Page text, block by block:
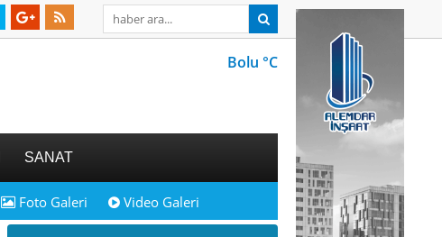
Bolu °C
SANAT
Foto Galeri Video Galeri